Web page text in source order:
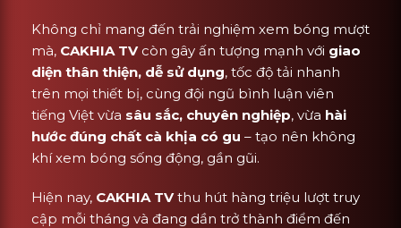
Không chỉ mang đến trải nghiệm xem bóng mượt
mà, CAKHIA TVcòn gây ấn tượng mạnh với giao
diện thân thiện, dễ sử dụng, tốc độ tải nhanh
trên mọi thiết bị, cùng đội ngũ bình luận viên
tiếng Việt vừa sâu sắc, chuyên nghiệp, vừa hài
hước đúng chất cà khịa có gu – tạo nên không
khí xem bóng sống động, gần gũi.
Hiện nay, CAKHIA TVthu hút hàng triệu lượt truy
cập mỗi tháng và đang dần trở thành điểm đến